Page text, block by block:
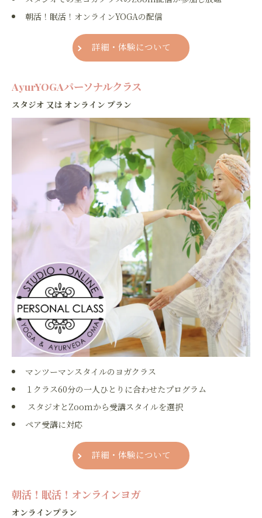
朝活！眠活！オンラインYOGAの配信
詳細・体験について
AyurYOGAパーソナルクラス
スタジオ 又は オンライン プラン
マンツーマンスタイルのヨガクラス
１クラス60分の一人ひとりに合わせたプログラム
スタジオとZoomから受講スタイルを選択
ペア受講に対応
詳細・体験について
朝活！眠活！オンラインヨガ
オンラインプラン
お問い合わせはこちら